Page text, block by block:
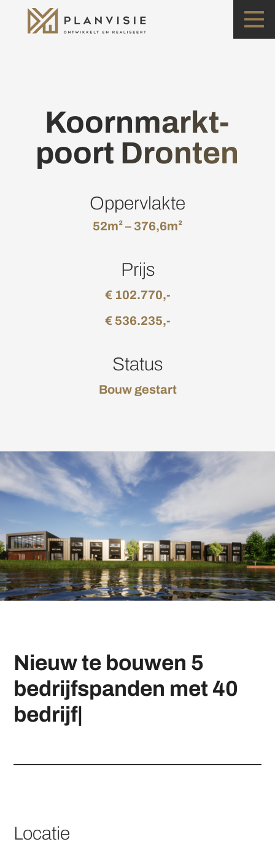
Koornmarkt-
poort Dronten
Oppervlakte
52m² – 376,6m²
Prijs
€ 102.770,-
€ 536.235,-
Status
Bouw gestart
Nieuw te bouwen 5
bedrijfspanden met 40
bedrijfsunits, onderdeel